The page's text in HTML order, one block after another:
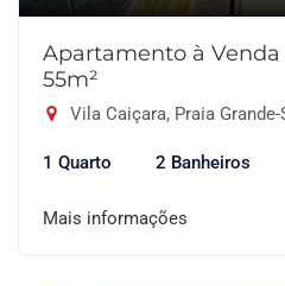
Apartamento à Venda
55m²
Vila Caiçara, Praia Grande-
1 Quarto 2 Banheiros
Mais informações